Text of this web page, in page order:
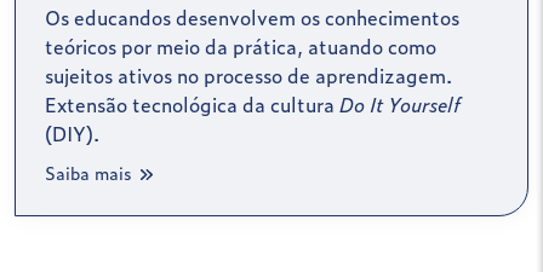
Os educandos desenvolvem os conhecimentos
teóricos por meio da prática, atuando como
sujeitos ativos no processo de aprendizagem.
Extensão tecnológica da cultura Do It Yourself
(DIY).
Saiba mais